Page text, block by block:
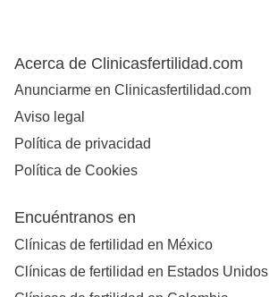
Acerca de Clinicasfertilidad.com
Anunciarme en Clinicasfertilidad.com
Aviso legal
Política de privacidad
Política de Cookies
Encuéntranos en
Clínicas de fertilidad en México
Clínicas de fertilidad en Estados Unidos